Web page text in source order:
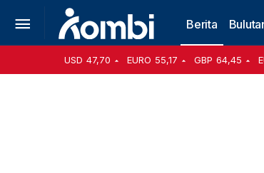
Berita
USD 47,70 EURO 55,17 GBP 64,45